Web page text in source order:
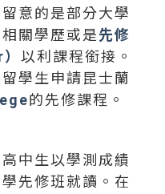
意的是部分大學
關學歷或是先修
以利課程銜接。
學生申請昆士蘭
的先修課程。
中生以學測成績
先修班就讀。在